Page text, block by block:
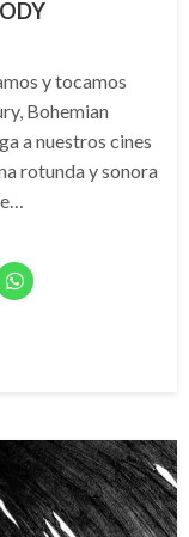
y tocamos
Bohemian
a nuestros cines
rotunda y sonora